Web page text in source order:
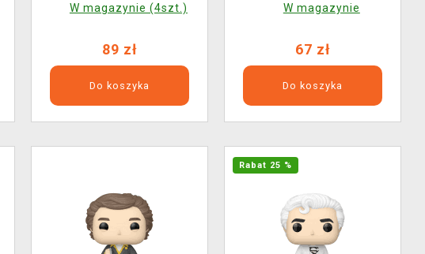
W magazynie (4szt.)
89 zł
Do koszyka
W magazynie
67 zł
Do koszyka
Rabat 25 %